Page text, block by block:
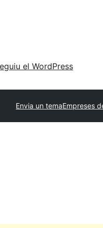
el WordPress
Envia un temaEmpreses